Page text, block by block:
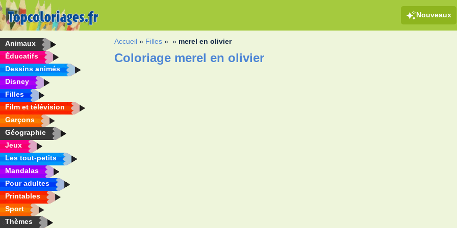
Nouveaux
Animaux
Éducatifs
Dessins animés
Disney
Filles
Film et télévision
Garçons
Géographie
Jeux
Les tout-petits
Mandalas
Pour adultes
Printables
Sport
Thèmes
Accueil » Filles » » merel en olivier
Coloriage merel en olivier